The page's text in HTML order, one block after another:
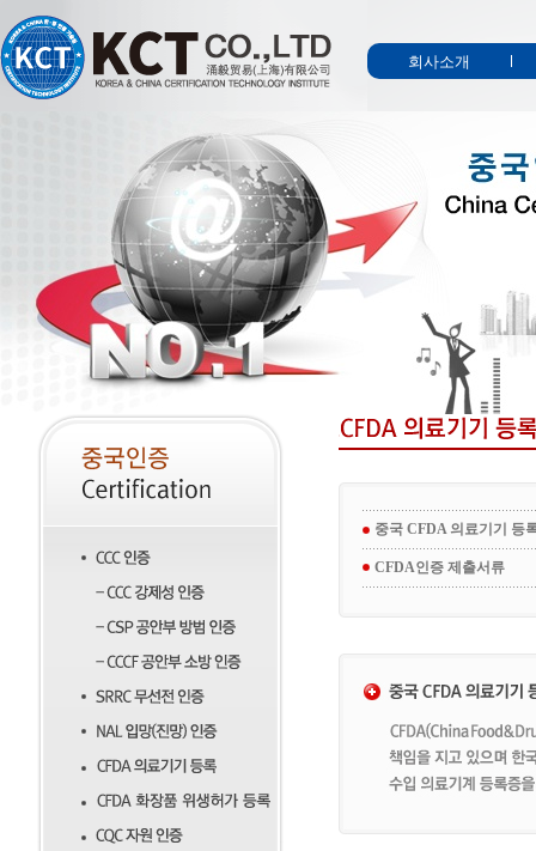
회사소개
중국 CFDA 의료기기 등
CFDA인증 제출서류